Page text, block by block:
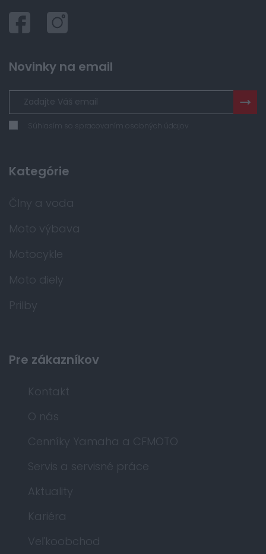
Novinky na email
Súhlasím so spracovaním osobných údajov
Kategórie
Člny a voda
Moto výbava
Motocykle
Moto diely
Prilby
Pre zákazníkov
Kontakt
O nás
Cenníky Yamaha a CFMOTO
Servis a servisné práce
Aktuality
Kariéra
Veľkoobchod